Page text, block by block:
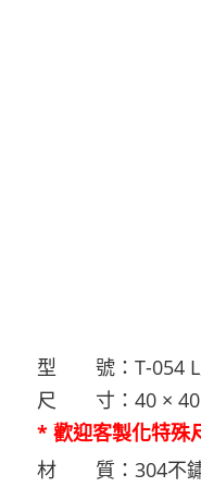
型 號：T-054 L
尺 寸：40 × 40
* 歡迎客製化特殊
材 質：304不鏽